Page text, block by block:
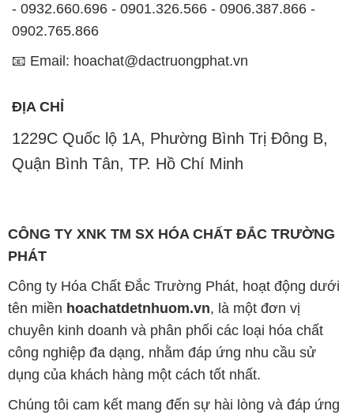
- 0932.660.696 - 0901.326.566 - 0906.387.866 -
0902.765.866
📧 Email: hoachat@dactruongphat.vn
ĐỊA CHỈ
1229C Quốc lộ 1A, Phường Bình Trị Đông B,
Quận Bình Tân, TP. Hồ Chí Minh
CÔNG TY XNK TM SX HÓA CHẤT ĐẮC TRƯỜNG
PHÁT
Công ty Hóa Chất Đắc Trường Phát, hoạt động dưới
tên miền hoachatdetnhuom.vn, là một đơn vị
chuyên kinh doanh và phân phối các loại hóa chất
công nghiệp đa dạng, nhằm đáp ứng nhu cầu sử
dụng của khách hàng một cách tốt nhất.
Chúng tôi cam kết mang đến sự hài lòng và đáp ứng